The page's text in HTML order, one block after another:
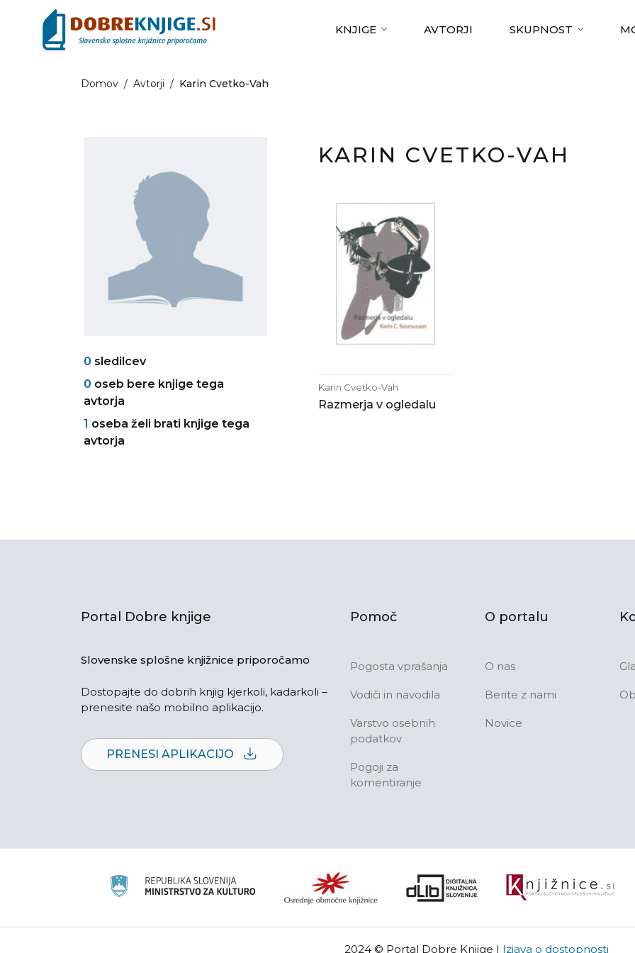
KNJIGE AVTORJI SKUPNOST
Domov / Avtorji / Karin Cvetko-Vah
0 sledilcev
0 oseb bere knjige tega
avtorja
1 oseba želi brati knjige tega
avtorja
KARIN CVETKO-VAH
Karin Cvetko-Vah
Razmerja v ogledalu
Portal Dobre knjige
Slovenske splošne knjižnice priporočamo
Dostopajte do dobrih knjig kjerkoli, kadarkoli –
prenesite našo mobilno aplikacijo.
PRENESI APLIKACIJO
Pomoč
Pogosta vprašanja
Vodiči in navodila
Varstvo osebnih
podatkov
Pogoji za
komentiranje
O portalu
O nas
Berite z nami
Novice
2024 © Portal Dobre Knjige | Izjava o dostopnosti